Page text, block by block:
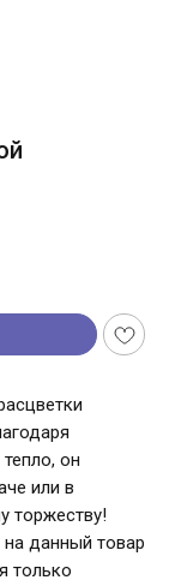
он
или в
торжеству!
данный товар
только